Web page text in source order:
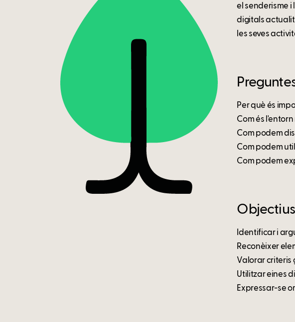
el senderisme i
digitals
les seves
Per què és
Com és
Com podem
Com podem
Com podem
Identificar i
Reconèixer
Valorar criteris
Utilitzar eines
Expressar-se